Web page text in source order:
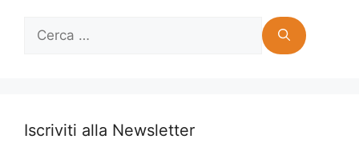
Ricerca
Iscriviti alla Newsletter